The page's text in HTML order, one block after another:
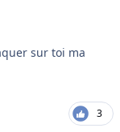
sur toi ma
3